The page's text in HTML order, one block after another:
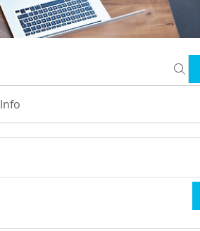
Info